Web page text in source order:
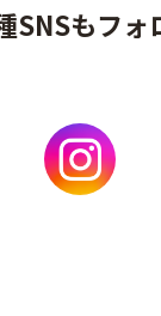
SNSもフ